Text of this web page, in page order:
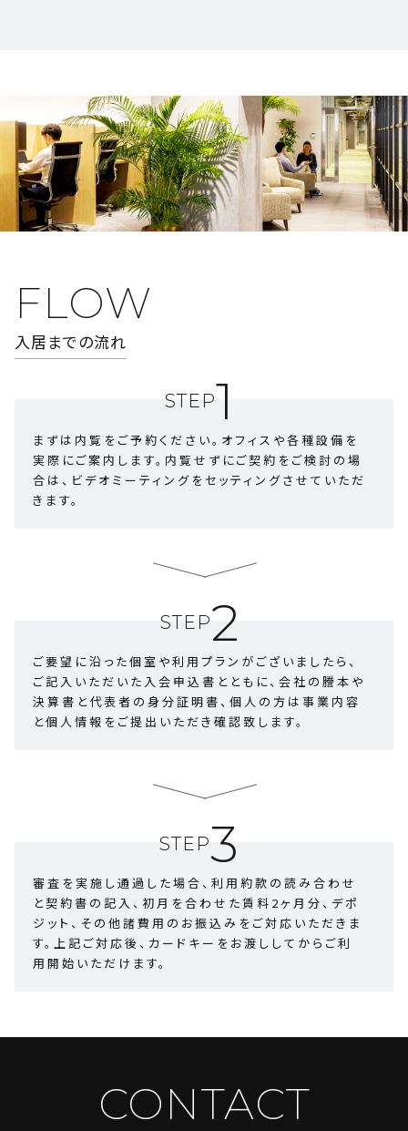
FLOW
入居までの流れ
STEP1
まずは内覧をご予約ください。オフィスや各種設備を
実際にご案内します。 内覧せずにご契約をご検討の場
合は、ビデオミーティングをセッティングさせていただ
きます。
STEP2
ご要望に沿った個室や利用プランがございましたら、
ご記入いただいた入会申込書とともに、会社の謄本や
決算書と代表者の身分証明書、個人の方は事業内容
と個人情報をご提出いただき確認致します。
STEP3
審査を実施し通過した場合、利用約款の読み合わせ
と契約書の記入、初月を合わせた賃料2ヶ月分、デポ
ジット、その他諸費用のお振込みをご対応いただきま
す。上記ご対応後、カードキーをお渡ししてからご利
用開始いただけます。
CONTACT